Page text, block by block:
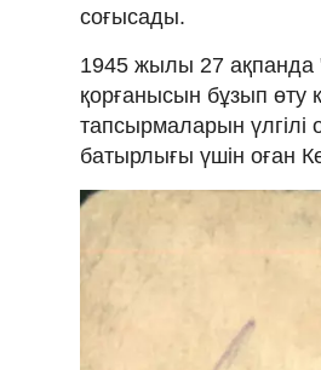
соғысады.
1945 жылы 27 ақпанда
қорғанысын бұзып өту
тапсырмаларын үлгілі
батырлығы үшін оған